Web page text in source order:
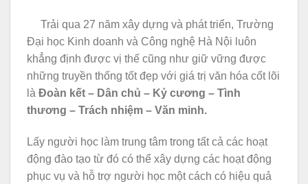
Trải qua 27 năm xây dựng và phát triển, Trường
Đại học Kinh doanh và Công nghệ Hà Nội luôn
khẳng định được vị thế cũng như giữ vững được
những truyền thống tốt đẹp với giá trị văn hóa cốt lõi
là Đoàn kết – Dân chủ – Kỷ cương – Tình
thương – Trách nhiệm – Văn minh.
Lấy người học làm trung tâm trong tất cả các hoạt
động đào tạo từ đó có thể xây dựng các hoạt động
phục vụ và hỗ trợ người học một cách có hiệu quả